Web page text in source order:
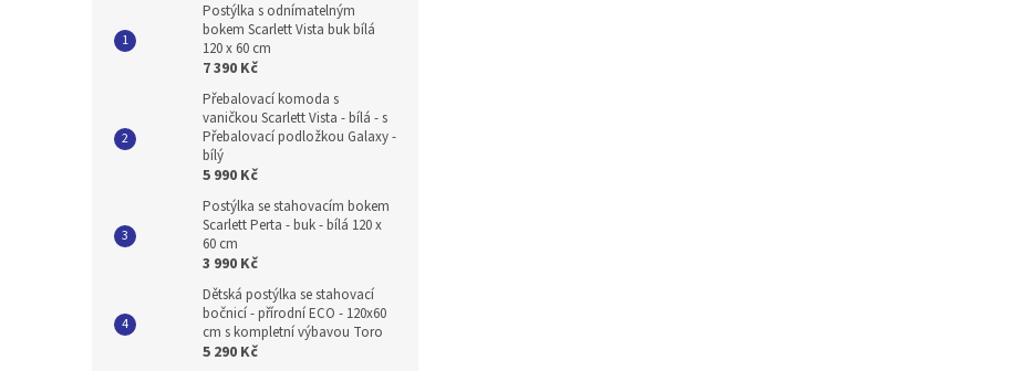
Postýlka s odnímatelným
bokem Scarlett Vista buk bílá
120 x 60 cm
7 390 Kč
Přebalovací komoda s
vaničkou Scarlett Vista - bílá - s
Přebalovací podložkou Galaxy -
bílý
5 990 Kč
Postýlka se stahovacím bokem
Scarlett Perta - buk - bílá 120 x
60 cm
3 990 Kč
Dětská postýlka se stahovací
bočnicí - přírodní ECO - 120x60
cm s kompletní výbavou Toro
5 290 Kč